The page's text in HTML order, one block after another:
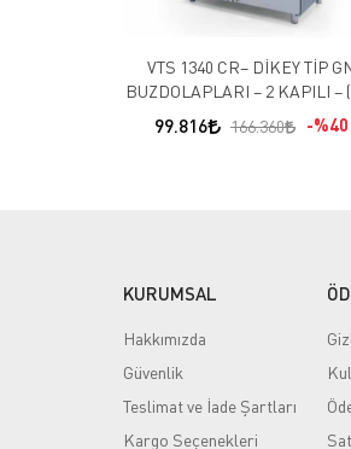
VTS 1340 CR– DİKEY TİP
BUZDOLAPLARI – 2 KAPILI –
99.816 166.360 %40
KURUMSAL
Hakkımızda
Güvenlik
Teslimat ve İade Şartları
Kargo Seçenekleri